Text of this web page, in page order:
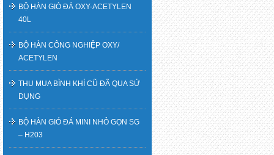
BỘ HÀN GIÓ ĐÁ OXY-ACETYLEN
40L
BỘ HÀN CÔNG NGHIỆP OXY/
ACETYLEN
THU MUA BÌNH KHÍ CŨ ĐÃ QUA SỬ
DỤNG
BỘ HÀN GIÓ ĐÁ MINI NHỎ GỌN SG
– H203